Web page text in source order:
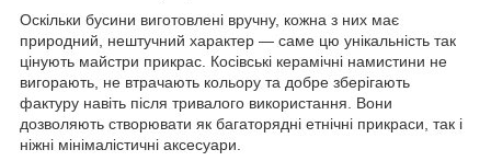
Оскільки бусини виготовлені вручну, кожна з них має
природний, нештучний характер — саме цю унікальність так
цінують майстри прикрас. Косівські керамічні намистини не
вигорають, не втрачають кольору та добре зберігають
фактуру навіть після тривалого використання. Вони
дозволяють створювати як багаторядні етнічні прикраси, так і
ніжні мінімалістичні аксесуари.